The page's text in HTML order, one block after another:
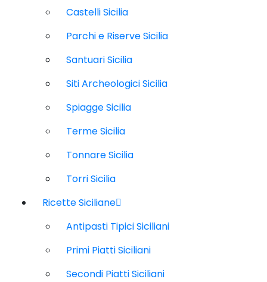
Castelli Sicilia
Parchi e Riserve Sicilia
Santuari Sicilia
Siti Archeologici Sicilia
Spiagge Sicilia
Terme Sicilia
Tonnare Sicilia
Torri Sicilia
Ricette Siciliane
Antipasti Tipici Siciliani
Primi Piatti Siciliani
Secondi Piatti Siciliani